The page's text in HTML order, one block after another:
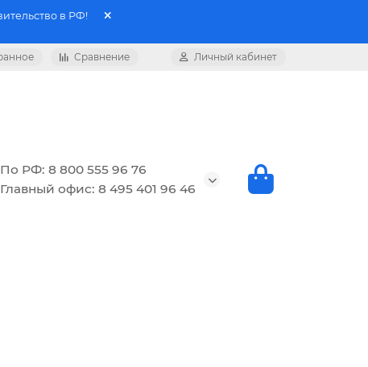
в РФ!
Сравнение Личный кабинет
По РФ: 8 800 555 96 76
Главный офис: 8 495 401 96 46